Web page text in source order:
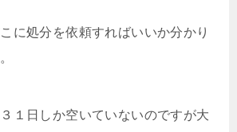
に処分を依頼すればいいか分かり
１日しか空いていないのですが大